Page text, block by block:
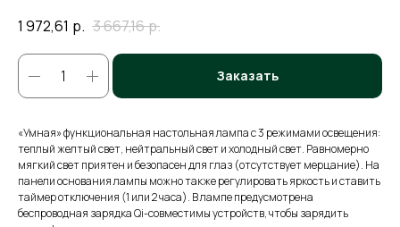
1 972,61 р. 3 667,16р.
Заказать
«Умная» функциональная настольная лампа с 3 режимами освещения:
теплый желтый свет, нейтральный свет и холодный свет. Равномерно
мягкий свет приятен и безопасен для глаз (отсутствует мерцание). На
панели основания лампы можно также регулировать яркость и ставить
таймер отключения (1 или 2 часа). В лампе предусмотрена
беспроводная зарядка Qi-совместимы устройств, чтобы зарядить